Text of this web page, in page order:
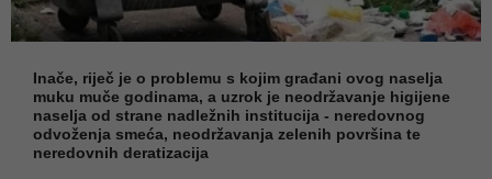
Inače, riječ je o problemu s kojim građani ovog naselja
muku muče godinama, a uzrok je neodržavanje higijene
naselja od strane nadležnih institucija - neredovnog
odvoženja smeća, neodržavanja zelenih površina te
neredovnih deratizacija